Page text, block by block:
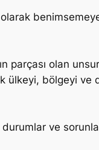
parçası olan
ülkeyi, bölgeyi ve
ve